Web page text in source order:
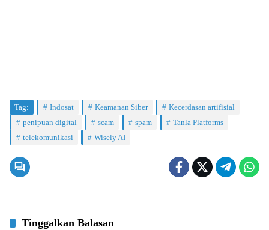
Tag: Indosat Keamanan Siber
Kecerdasan artifisial
penipuan digital
scam spam
Tanla Platforms
telekomunikasi
Wisely AI
Tinggalkan Balasan